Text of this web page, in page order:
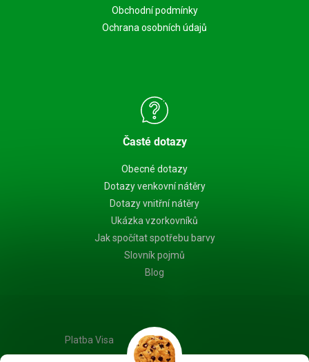
Obchodní podmínky
Ochrana osobních údajů
Časté dotazy
Obecné dotazy
Dotazy venkovní nátěry
Dotazy vnitřní nátěry
Ukázka vzorkovníků
Jak spočítat spotřebu barvy
Slovník pojmů
Blog
Platba Visa